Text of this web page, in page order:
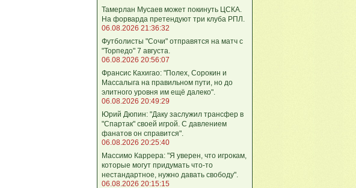
Тамерлан Мусаев может покинуть ЦСКА.
На форварда претендуют три клуба РПЛ.
06.08.2026 21:36:32
Футболисты "Сочи" отправятся на матч с
"Торпедо" 7 августа.
06.08.2026 20:56:07
Франсис Кахигао: "Полех, Сорокин и
Массалыга на правильном пути, но до
элитного уровня им ещё далеко".
06.08.2026 20:49:29
Юрий Дюпин: "Даку заслужил трансфер в
"Спартак" своей игрой. С давлением
фанатов он справится".
06.08.2026 20:25:40
Массимо Каррера: "Я уверен, что игрокам,
которые могут придумать что-то
нестандартное, нужно давать свободу".
06.08.2026 20:15:15